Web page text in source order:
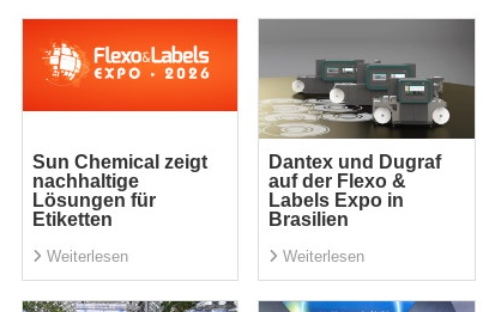
Sun Chemical zeigt
nachhaltige
Lösungen für
Etiketten
Weiterlesen
Dantex und Dugraf
auf der Flexo &
Labels Expo in
Brasilien
Weiterlesen